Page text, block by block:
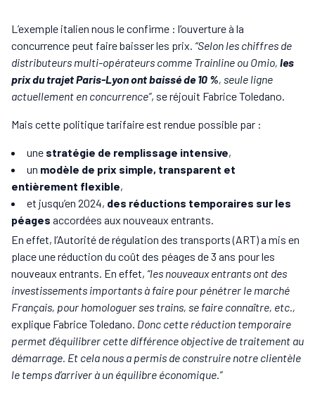
L’exemple italien nous le confirme : l’ouverture à la
concurrence peut faire baisser les prix. “Selon les chiffres de
distributeurs multi-opérateurs comme Trainline ou Omio, les
prix du trajet Paris-Lyon ont baissé de 10 %, seule ligne
actuellement en concurrence”, se réjouit Fabrice Toledano.
Mais cette politique tarifaire est rendue possible par :
une stratégie de remplissage intensive,
un modèle de prix simple, transparent et
entièrement flexible,
et jusqu’en 2024, des réductions temporaires sur les
péages accordées aux nouveaux entrants.
En effet, l’Autorité de régulation des transports (ART) a mis en
place une réduction du coût des péages de 3 ans pour les
nouveaux entrants. En effet, “les nouveaux entrants ont des
investissements importants à faire pour pénétrer le marché
Français, pour homologuer ses trains, se faire connaître, etc.,
explique Fabrice Toledano. Donc cette réduction temporaire
permet d’équilibrer cette différence objective de traitement au
démarrage. Et cela nous a permis de construire notre clientèle
le temps d’arriver à un équilibre économique.”